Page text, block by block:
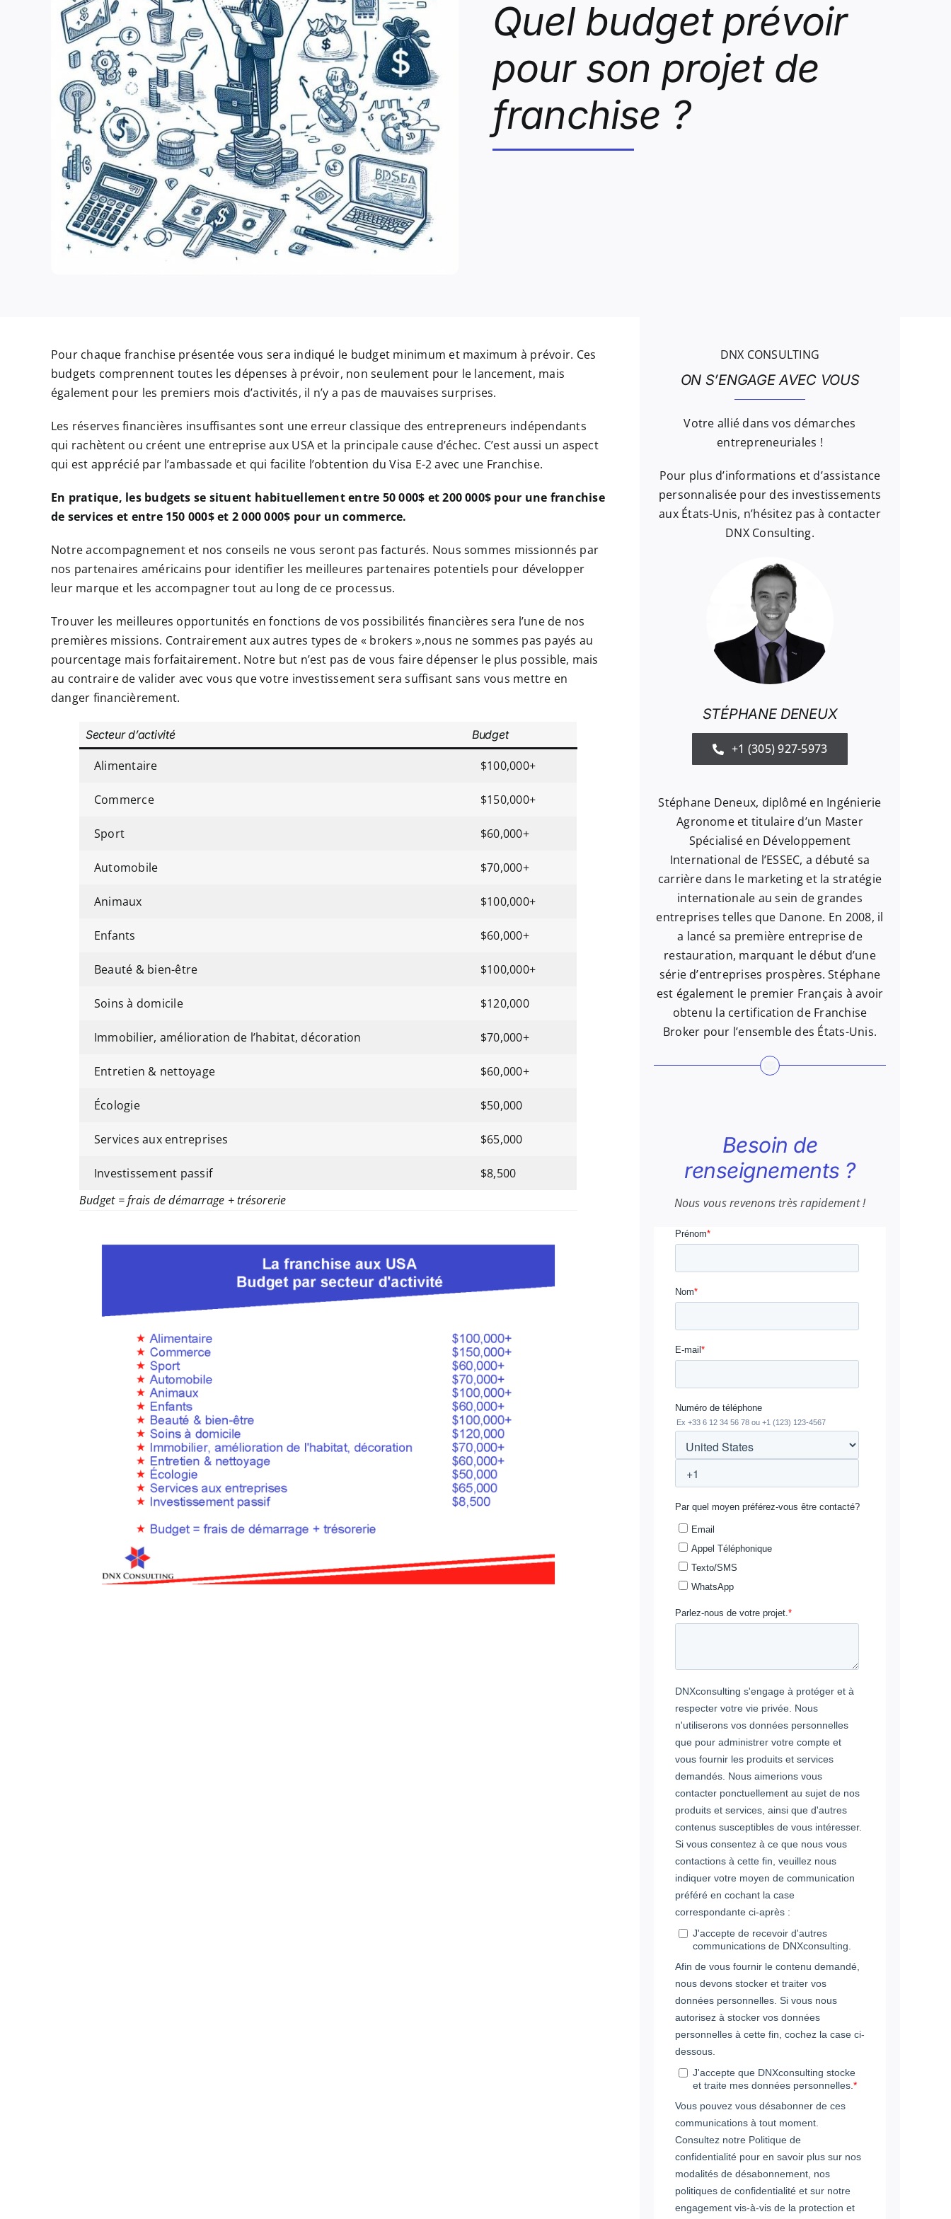
Quel budget prévoir
pour son projet de
franchise ?
Pour chaque franchise présentée vous sera indiqué le budget minimum et maximum à prévoir. Ces
budgets comprennent toutes les dépenses à prévoir, non seulement pour le lancement, mais
également pour les premiers mois d’activités, il n’y a pas de mauvaises surprises.
Les réserves financières insuffisantes sont une erreur classique des entrepreneurs indépendants
qui rachètent ou créent une entreprise aux USA et la principale cause d’échec. C’est aussi un aspect
qui est apprécié par l’ambassade et qui facilite l’obtention du Visa E-2 avec une Franchise.
En pratique, les budgets se situent habituellement entre 50 000$ et 200 000$ pour une franchise
de services et entre 150 000$ et 2 000 000$ pour un commerce.
Notre accompagnement et nos conseils ne vous seront pas facturés. Nous sommes missionnés par
nos partenaires américains pour identifier les meilleures partenaires potentiels pour développer
leur marque et les accompagner tout au long de ce processus.
Trouver les meilleures opportunités en fonctions de vos possibilités financières sera l’une de nos
premières missions. Contrairement aux autres types de « brokers »,nous ne sommes pas payés au
pourcentage mais forfaitairement. Notre but n’est pas de vous faire dépenser le plus possible, mais
au contraire de valider avec vous que votre investissement sera suffisant sans vous mettre en
danger financièrement.
Secteur d’activité Budget
Alimentaire $100,000+
Commerce $150,000+
Sport $60,000+
Automobile $70,000+
Animaux $100,000+
Enfants $60,000+
Beauté & bien-être $100,000+
Soins à domicile $120,000
Immobilier, amélioration de l’habitat, décoration $70,000+
Entretien & nettoyage $60,000+
Écologie $50,000
Services aux entreprises $65,000
Investissement passif
$8,500
Budget = frais de démarrage + trésorerie
DNX CONSULTING
ON S’ENGAGE AVEC VOUS
Votre allié dans vos démarches
entrepreneuriales !
Pour plus d’informations et d’assistance
personnalisée pour des investissements
aux États-Unis, n’hésitez pas à contacter
DNX Consulting.
STÉPHANE DENEUX
+1 (305) 927-5973
Stéphane Deneux, diplômé en Ingénierie
Agronome et titulaire d’un Master
Spécialisé en Développement
International de l’ESSEC, a débuté sa
carrière dans le marketing et la stratégie
internationale au sein de grandes
entreprises telles que Danone. En 2008, il
a lancé sa première entreprise de
restauration, marquant le début d’une
série d’entreprises prospères. Stéphane
est également le premier Français à avoir
obtenu la certification de Franchise
Broker pour l’ensemble des États-Unis.
Besoin de
renseignements ?
Nous vous revenons très rapidement !